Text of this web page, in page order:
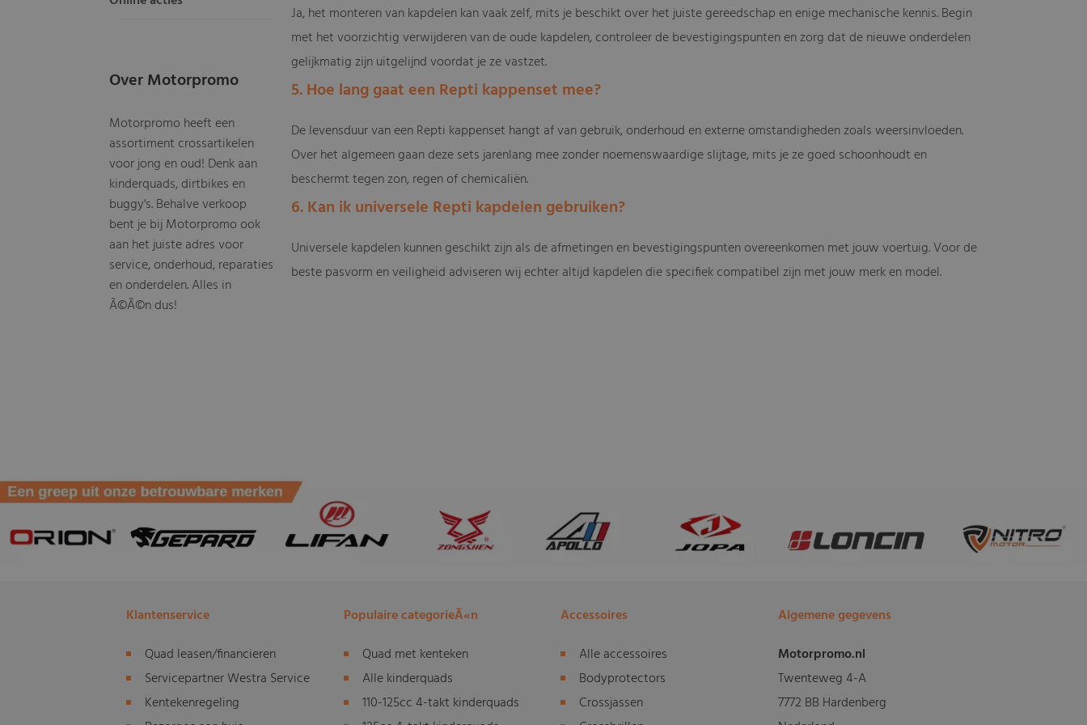
Over Motorpromo
Motorpromo heeft een
assortiment crossartikelen
voor jong en oud! Denk aan
kinderquads, dirtbikes en
buggy's. Behalve verkoop
bent je bij Motorpromo ook
aan het juiste adres voor
service, onderhoud, reparaties
en onderdelen. Alles in
Ã©Ã©n dus!
Ja, het monteren van kapdelen kan vaak zelf, mits je beschikt over het juiste gereedschap en enige mechanische kennis. Begin
met het voorzichtig verwijderen van de oude kapdelen, controleer de bevestigingspunten en zorg dat de nieuwe onderdelen
gelijkmatig zijn uitgelijnd voordat je ze vastzet.
5. Hoe lang gaat een Repti kappenset mee?
De levensduur van een Repti kappenset hangt af van gebruik, onderhoud en externe omstandigheden zoals weersinvloeden.
Over het algemeen gaan deze sets jarenlang mee zonder noemenswaardige slijtage, mits je ze goed schoonhoudt en
beschermt tegen zon, regen of chemicaliën.
6. Kan ik universele Repti kapdelen gebruiken?
Universele kapdelen kunnen geschikt zijn als de afmetingen en bevestigingspunten overeenkomen met jouw voertuig. Voor de
beste pasvorm en veiligheid adviseren wij echter altijd kapdelen die specifiek compatibel zijn met jouw merk en model.
Klantenservice
Quad leasen/financieren
Servicepartner Westra Service
Kentekenregeling
Populaire categorieÃ«n
Quad met kenteken
Alle kinderquads
110-125cc 4-takt kinderquads
Accessoires
Alle accessoires
Bodyprotectors
Crossjassen
Algemene gegevens
Motorpromo.nl
Twenteweg 4-A
7772 BB Hardenberg